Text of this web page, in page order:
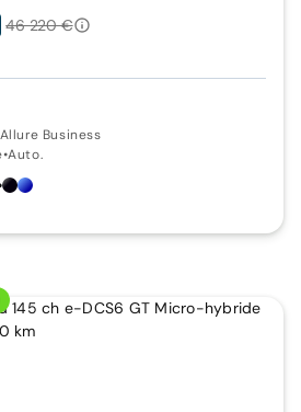
Allure Business
•Auto.
46 220 €